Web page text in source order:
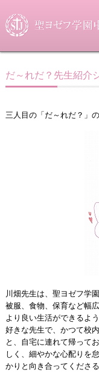
だ～れだ？先生紹介
三人目の「だ～れだ？」
川畑先生は、聖ヨゼフ学
被服、食物、保育など幅
より良い生活ができるよ
好きな先生で、かつて校
と、自宅に連れて帰って
しく、細やかな心配りを
かりと向き合ってくださ